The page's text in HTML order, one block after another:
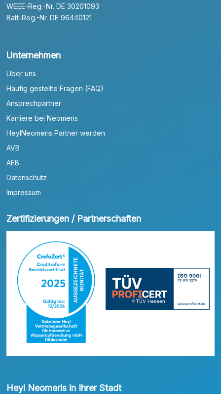
WEEE-Reg.-Nr. DE 30201093
Batt-Reg.-Nr. DE 96440121
Unternehmen
Über uns
Häufig gestellte Fragen (FAQ)
Ansprechpartner
Karriere bei Neomeris
HeylNeomeris Partner werden
AVB
AEB
Datenschutz
Impressum
Zertifizierungen / Partnerschaften
Heyl Neomeris in Ihrer Stadt